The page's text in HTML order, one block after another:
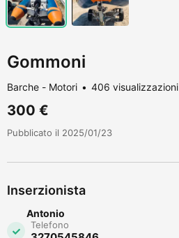
Gommoni
Barche - Motori 406 visualizzazioni
300 €
Pubblicato il 2025/01/23
Inserzionista
Antonio
Telefono